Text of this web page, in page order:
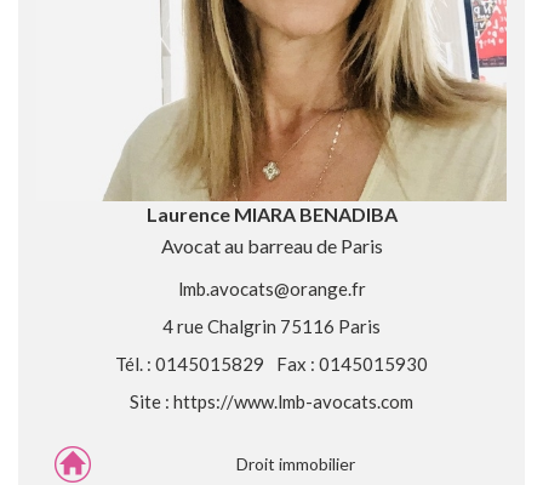
Laurence MIARA BENADIBA
Avocat au barreau de Paris
lmb.avocats@orange.fr
4 rue Chalgrin 75116 Paris
Tél. : 0145015829
Fax : 0145015930
Site : https://www.lmb-avocats.com
Droit immobilier